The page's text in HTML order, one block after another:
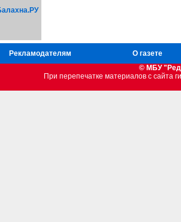
Рекламодателям
О газете
© МБУ
При перепечатке материалов c сайта